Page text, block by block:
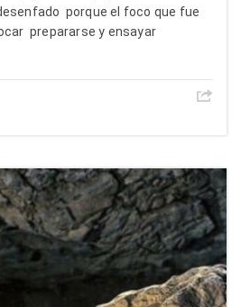
porque el foco que fue
prepararse y ensayar